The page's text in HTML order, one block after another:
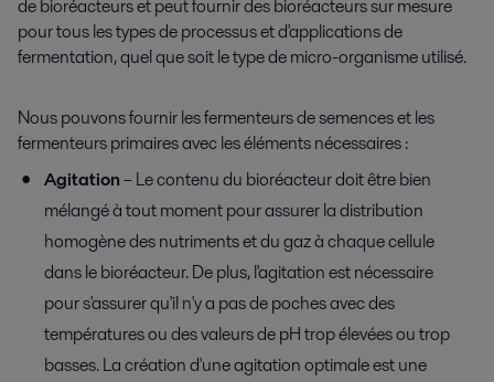
de bioréacteurs et peut fournir des bioréacteurs sur mesure
pour tous les types de processus et d'applications de
fermentation, quel que soit le type de micro-organisme utilisé.
Nous pouvons fournir les fermenteurs de semences et les
fermenteurs primaires avec les éléments nécessaires :
Agitation– Le contenu du bioréacteur doit être bien
mélangé à tout moment pour assurer la distribution
homogène des nutriments et du gaz à chaque cellule
dans le bioréacteur. De plus, l'agitation est nécessaire
pour s'assurer qu'il n'y a pas de poches avec des
températures ou des valeurs de pH trop élevées ou trop
basses. La création d'une agitation optimale est une